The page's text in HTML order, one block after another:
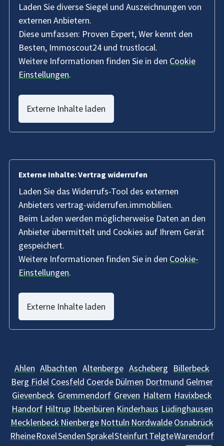
Laden Sie diverse Siegel und Auszeichnungen von
externen Anbietern.
Diese umfassen: Proven Expert, Wer kennt den
Besten, Immoscout24 und trustlocal.
Weitere Informationen finden Sie in den Cookie
Einstellungen.
Externe Inhalte laden
Externe Inhalte: Vertrag widerrufen
Laden Sie das Widerrufs-Tool des externen
Anbieters vertrag-widerrufen.immobilien.
Beim Laden werden möglicherweise Daten an den
Anbieter übermittelt und Cookies auf Ihrem Gerät
gespeichert.
Weitere Informationen finden Sie in den Cookie-
Einstellungen.
Externe Inhalte laden
Ahlen Albachten Altenberge Ascheberg Billerbeck
Berg Fidel Coesfeld Coerde Dülmen Dortmund Gelmer
Gievenbeck Gremmendorf Greven Haltern Havixbeck
Handorf Hiltrup Ibbenbüren Kinderhaus Lüdinghausen
Mecklenbeck Nienberge Nottuln NordwaldeOsnabrück
RheineRoxelSendenSprakelSteinfurtTelgteWarendorf